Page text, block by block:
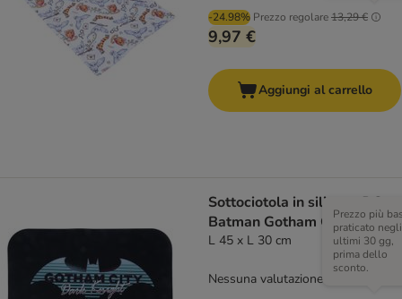
-24.98% Prezzo regolare13,29 €
9,97 €
Aggiungi al carrello
Sottociotola in silicone DC
Batman Gotham City
L 45 x L 30 cm
Prezzo più
praticato negli
ultimi 30 gg,
prima dello
sconto.
Nessuna valutazione